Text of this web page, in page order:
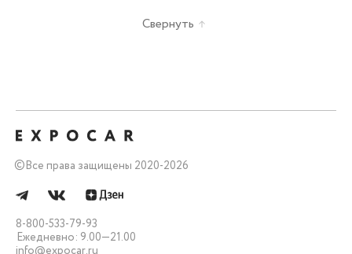
Свернуть
©Все права защищены 2020-2026
8-800-533-79-93
Ежедневно: 9.00—21.00